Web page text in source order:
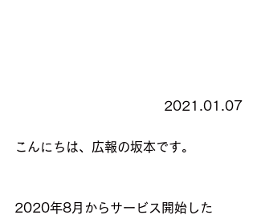
2021.01.07
こんにちは、広報の坂本です。
2020年8月からサービス開始した